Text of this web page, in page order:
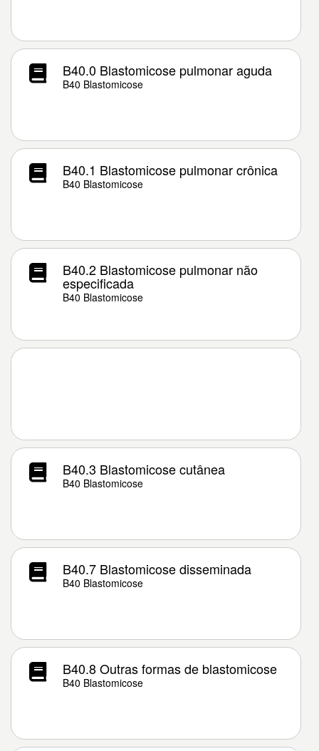
B40.0 Blastomicose pulmonar aguda
B40 Blastomicose
B40.1 Blastomicose pulmonar crônica
B40 Blastomicose
B40.2 Blastomicose pulmonar não
especificada
B40 Blastomicose
B40.3 Blastomicose cutânea
B40 Blastomicose
B40.7 Blastomicose disseminada
B40 Blastomicose
B40.8 Outras formas de blastomicose
B40 Blastomicose